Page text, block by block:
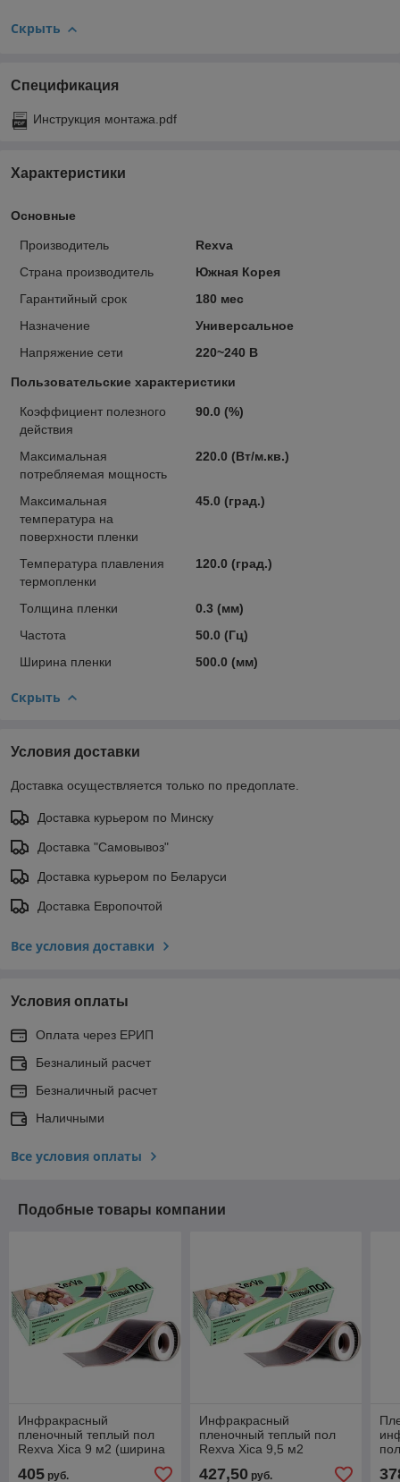
Скрыть
Спецификация
Инструкция монтажа.pdf
Характеристики
Основные
Производитель
Rexva
Страна производитель
Южная Корея
Гарантийный срок
180 мес
Назначение
Универсальное
Напряжение сети
220~240 В
Пользовательские характеристики
Коэффициент полезного
действия
90.0 (%)
Максимальная
потребляемая мощность
220.0 (Вт/м.кв.)
Максимальная
температура на
поверхности пленки
45.0 (град.)
Температура плавления
термопленки
120.0 (град.)
Толщина пленки
0.3 (мм)
Частота
50.0 (Гц)
Ширина пленки
500.0 (мм)
Скрыть
Условия доставки
Доставка осуществляется только по предоплате.
Доставка курьером по Минску
Доставка "Самовывоз"
Доставка курьером по Беларуси
Доставка Европочтой
Все условия доставки
Условия оплаты
Оплата через ЕРИП
Безналиный расчет
Безналичный расчет
Наличными
Все условия оплаты
Подобные товары компании
Инфракрасный
пленочный теплый пол
Rexva Xica 9 м2 (ширина
405 руб.
Инфракрасный
пленочный теплый пол
Rexva Xica 9,5 м2
427,50руб.